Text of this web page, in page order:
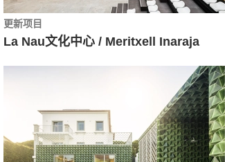
更新项目
La Nau文化中心 / Meritxell Inaraja